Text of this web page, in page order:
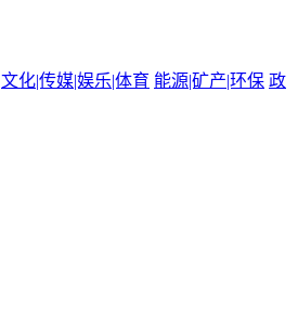
文化|传媒|娱乐|体育 能源|矿产|环保 政